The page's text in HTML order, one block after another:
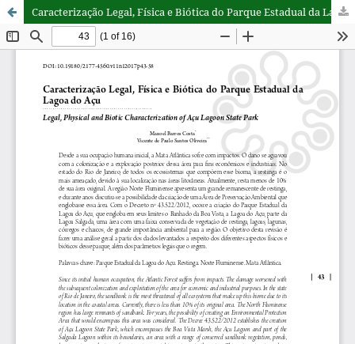
Caracterização Legal, Física e Biótica do Parque Estadual da Lagoa do Açu